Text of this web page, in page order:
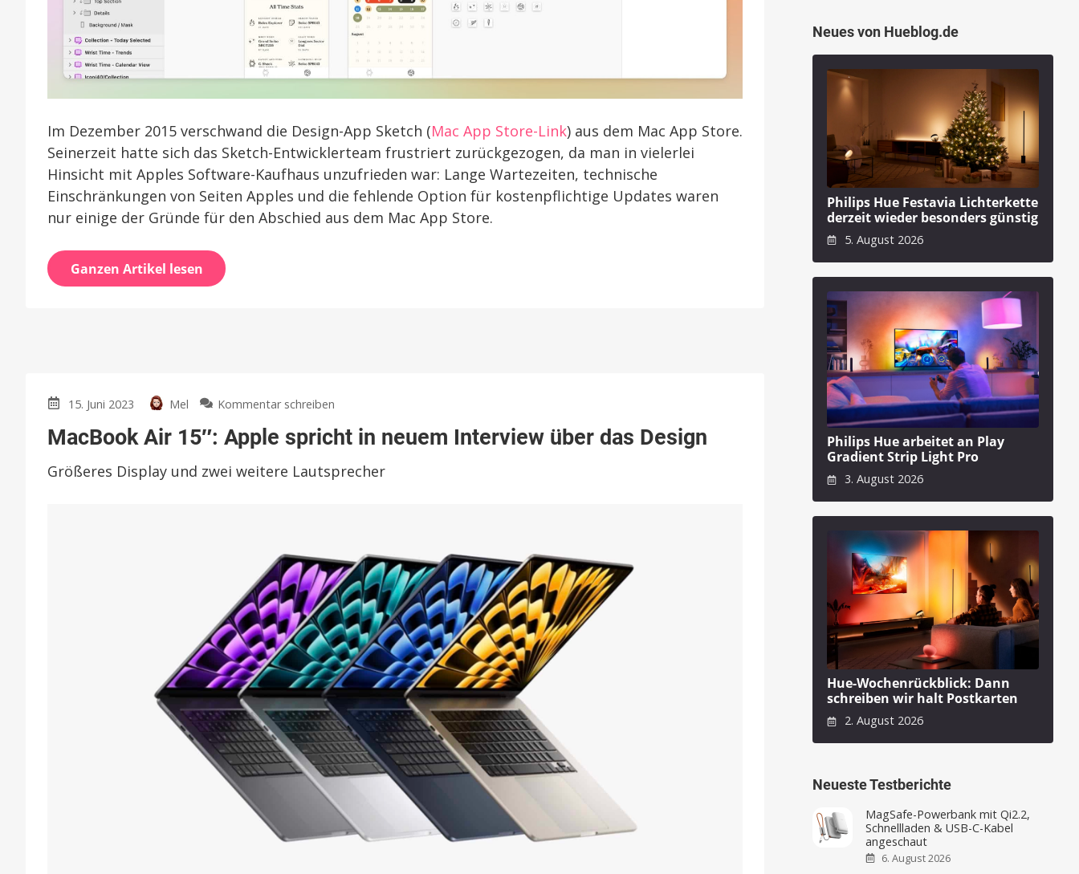
Im Dezember 2015 verschwand die Design-App Sketch (Mac App Store-Link) aus dem Mac App Store.
Seinerzeit hatte sich das Sketch-Entwicklerteam frustriert zurückgezogen, da man in vielerlei
Hinsicht mit Apples Software-Kaufhaus unzufrieden war: Lange Wartezeiten, technische
Einschränkungen von Seiten Apples und die fehlende Option für kostenpflichtige Updates waren
nur einige der Gründe für den Abschied aus dem Mac App Store.
Ganzen Artikel lesen
15. Juni 2023 Mel Kommentar schreiben
Air
Apple
über
das
Design
MacBook Air 15″: Apple spricht in neuem Interview über das Design
Größeres Display und zwei weitere Lautsprecher
Neues von Hueblog.de
Philips Hue Festavia Lichterkette
derzeit wieder besonders günstig
5. August 2026
Philips Hue arbeitet an Play
Gradient Strip Light Pro
3. August 2026
Hue-Wochenrückblick: Dann
schreiben wir halt Postkarten
2. August 2026
Neueste Testberichte
MagSafe-Powerbank mit Qi2.2,
Schnellladen & USB-C-Kabel
angeschaut
6. August 2026